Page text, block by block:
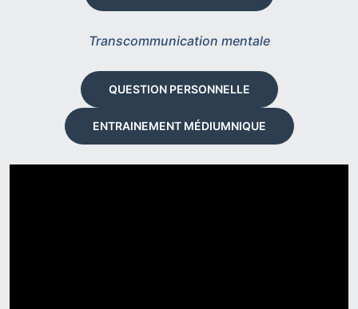
Transcommunication mentale
QUESTION PERSONNELLE
ENTRAINEMENT MÉDIUMNIQUE